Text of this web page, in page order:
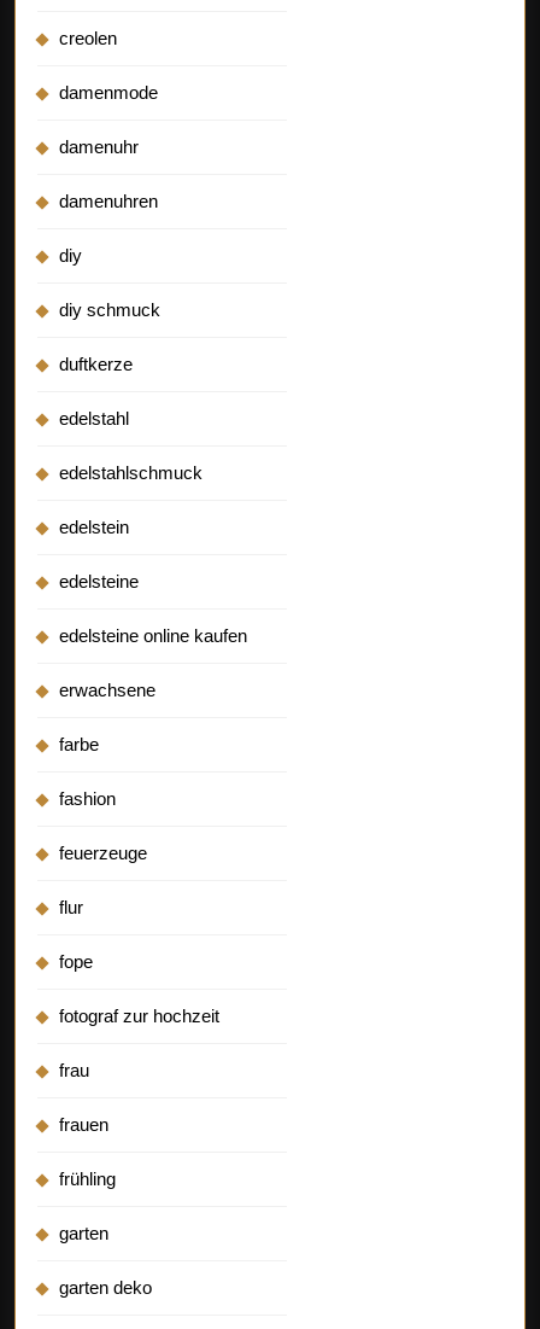
creolen
damenmode
damenuhr
damenuhren
diy
diy schmuck
duftkerze
edelstahl
edelstahlschmuck
edelstein
edelsteine
edelsteine online kaufen
erwachsene
farbe
fashion
feuerzeuge
flur
fope
fotograf zur hochzeit
frau
frauen
frühling
garten
garten deko